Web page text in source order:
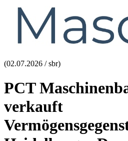
(02.07.2026 / sbr)
PCT
verkauft